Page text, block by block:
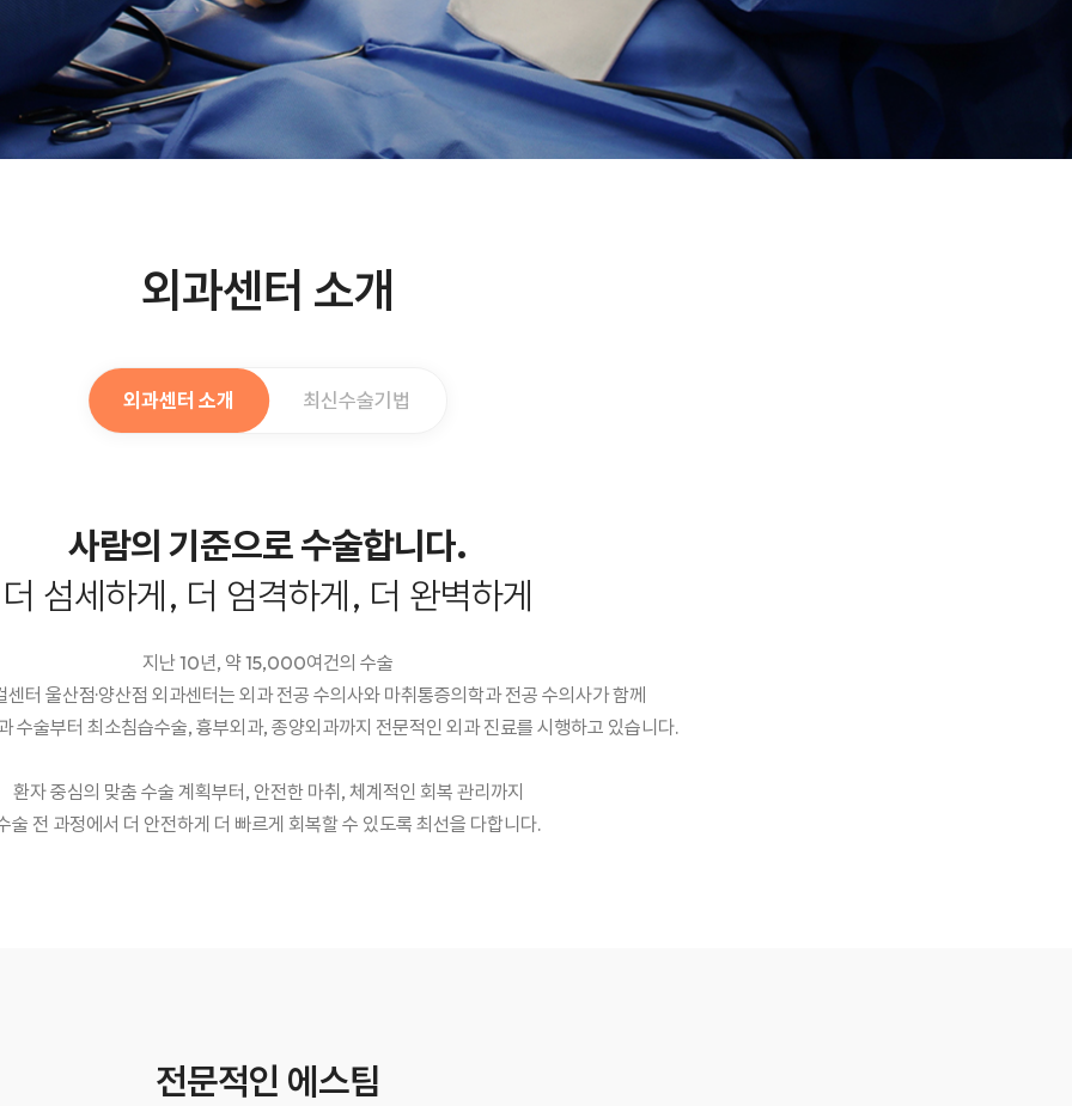
외과센터 소개
외과센터 소개 최신수술기법
사람의 기준으로 수술합니다.
더 섬세하게, 더 엄격하게, 더 완벽하게
지난 10년, 약 15,000여건의 수술
터 울산점·양산점 외과센터는 외과 전공 수의사와 마취통증의학과 전공 수의사가 함께
수술부터 최소침습수술, 흉부외과, 종양외과까지 전문적인 외과 진료를 시행하고 있습니다.
환자 중심의 맞춤 수술 계획부터, 안전한 마취, 체계적인 회복 관리까지
술 전 과정에서 더 안전하게 더 빠르게 회복할 수 있도록 최선을 다합니다.
전문적인 에스팀